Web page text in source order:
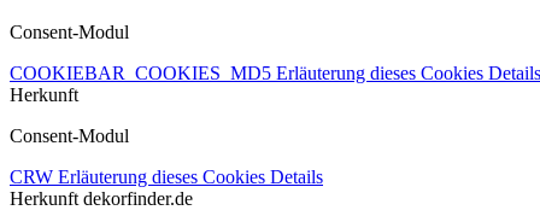
Consent-Modul
COOKIEBAR_COOKIES_MD5 Erläuterung dieses Cookies Details
Herkunft
Consent-Modul
CRW Erläuterung dieses Cookies Details
Herkunft dekorfinder.de